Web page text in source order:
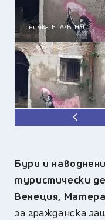
снимка: ЕПА/БГНЕС
Бури и
туристически
Венеция,
за гражданска